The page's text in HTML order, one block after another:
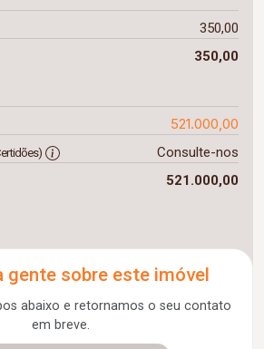
350,00
350,00
521.000,00
Consulte-nos
521.000,00
gente sobre este imóvel
abaixo e retornamos o seu contato
em breve.